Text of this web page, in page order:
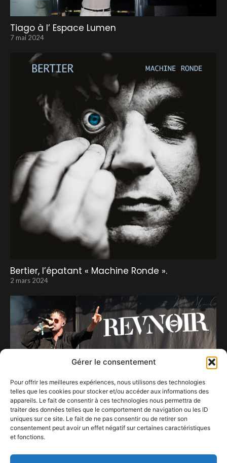
Gérer le consentement
Pour offrir les meilleures expériences, nous utilisons des technologies
telles que les cookies pour stocker et/ou accéder aux informations des
appareils. Le fait de consentir à ces technologies nous permettra de
traiter des données telles que le comportement de navigation ou les ID
uniques sur ce site. Le fait de ne pas consentir ou de retirer son
consentement peut avoir un effet négatif sur certaines caractéristiques
et fonctions.
Tiago à l’ Espace Lumen
7 mai 2024
Bertier, l’épatant « Machine Ronde ».
2 mars 2024
19 septembre 2025